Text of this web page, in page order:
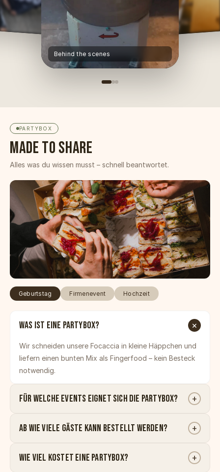
Behind the scenes
PARTYBOX
MADE TO SHARE
Alles was du wissen musst – schnell beantwortet.
Geburtstag Firmenevent Hochzeit
Was ist eine Partybox? ×
Wir schneiden unsere Focaccia in kleine Häppchen und
liefern einen bunten Mix als Fingerfood – kein Besteck
notwendig.
Für welche Events eignet sich die Partybox? +
Ab wie viele Gäste kann bestellt werden? +
Wie viel kostet eine Partybox? +